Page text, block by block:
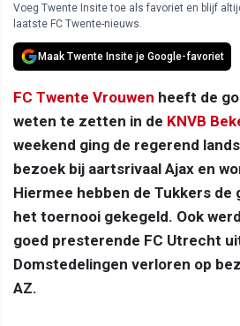
Voeg Twente Insite toe als favoriet en blijf
laatste FC Twente-nieuws.
Maak Twente Insite je Google-favoriet
FC Twente Vrouwen heeft de
weten te zetten in de KNVB
weekend ging de regerend
bezoek bij aartsrivaal Ajax en
Hiermee hebben de Tukkers
het toernooi gekegeld. Ook
goed presterende FC Utrecht
Domstedelingen verloren op
AZ.